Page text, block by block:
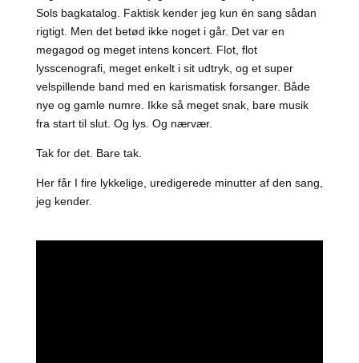
Sols bagkatalog. Faktisk kender jeg kun én sang sådan
rigtigt. Men det betød ikke noget i går. Det var en
megagod og meget intens koncert. Flot, flot
lysscenografi, meget enkelt i sit udtryk, og et super
velspillende band med en karismatisk forsanger. Både
nye og gamle numre. Ikke så meget snak, bare musik
fra start til slut. Og lys. Og nærvær.
Tak for det. Bare tak.
Her får I fire lykkelige, uredigerede minutter af den sang,
jeg kender.